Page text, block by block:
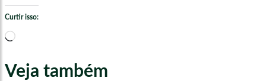
Curtir isso:
Carregando...
Veja também